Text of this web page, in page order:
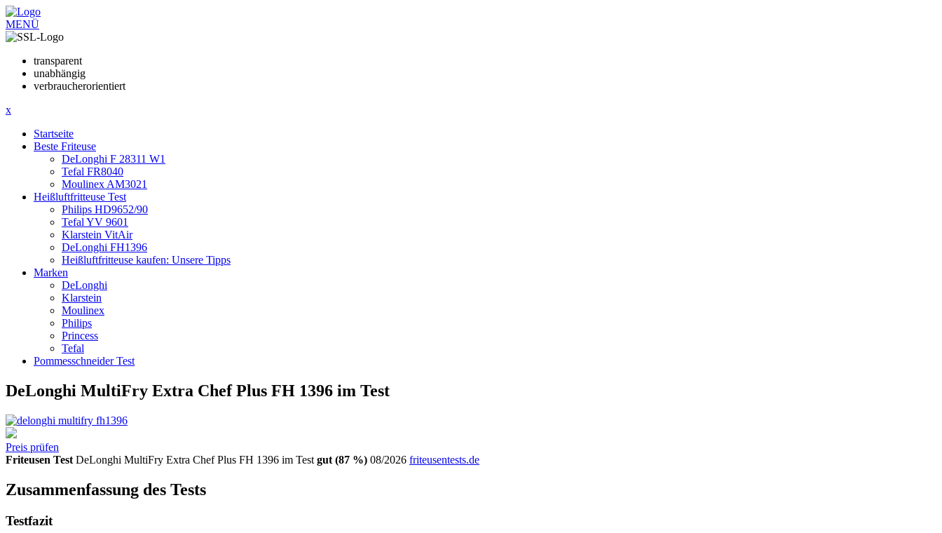
MENÜ
transparent
unabhängig
verbraucherorientiert
x
Startseite
Beste Friteuse
DeLonghi F 28311 W1
Tefal FR8040
Moulinex AM3021
Heißluftfritteuse Test
Philips HD9652/90
Tefal YV 9601
Klarstein VitAir
DeLonghi FH1396
Heißluftfritteuse kaufen: Unsere Tipps
Marken
DeLonghi
Klarstein
Moulinex
Philips
Princess
Tefal
Pommesschneider Test
DeLonghi MultiFry Extra Chef Plus FH 1396 im Test
Preis prüfen
Friteusen Test DeLonghi MultiFry Extra Chef Plus FH 1396 im Test gut (87 %) 08/2026 friteusentests.de
Zusammenfassung des Tests
Testfazit